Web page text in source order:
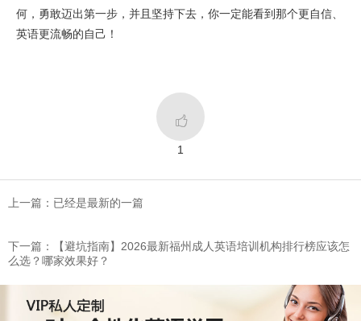
何，勇敢迈出第一步，并且坚持下去，你一定能看到那个更自信、
英语更流畅的自己！

1
上一篇：已经是最新的一篇
下一篇：【避坑指南】2026最新福州成人英语培训机构排行榜应该怎
么选？哪家效果好？